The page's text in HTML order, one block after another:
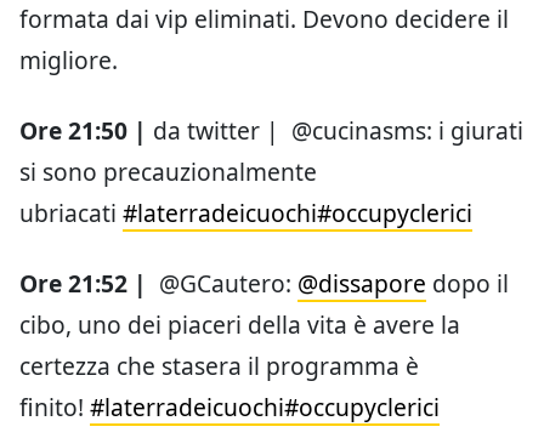
formata dai vip eliminati. Devono decidere il
migliore.
Ore 21:50 | da twitter | @cucinasms: i giurati
si sono precauzionalmente
ubriacati #laterradeicuochi#occupyclerici
Ore 21:52 | @GCautero: @dissapore dopo il
cibo, uno dei piaceri della vita è avere la
certezza che stasera il programma è
finito! #laterradeicuochi#occupyclerici